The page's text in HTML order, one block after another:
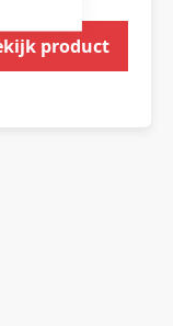
product